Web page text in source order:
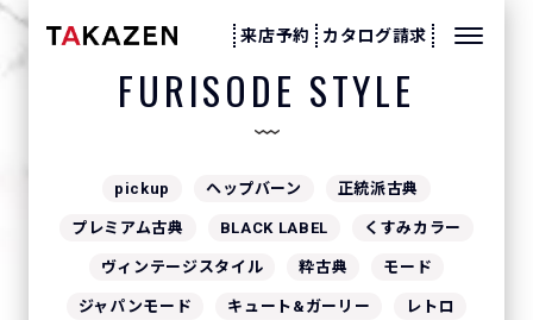
来店予約 カタログ請求
FURISODE STYLE
pickup ヘップバーン 正統派古典
プレミアム古典 BLACK LABEL くすみカラー
ヴィンテージスタイル 粋古典 モード
ジャパンモード キュート&ガーリー レトロ